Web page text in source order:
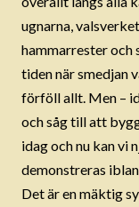
ugnarna,
hammarrester och
tiden när smedjan
förföll allt. Men –
och såg till att
idag och nu kan vi
demonstreras
Det är en mäktig